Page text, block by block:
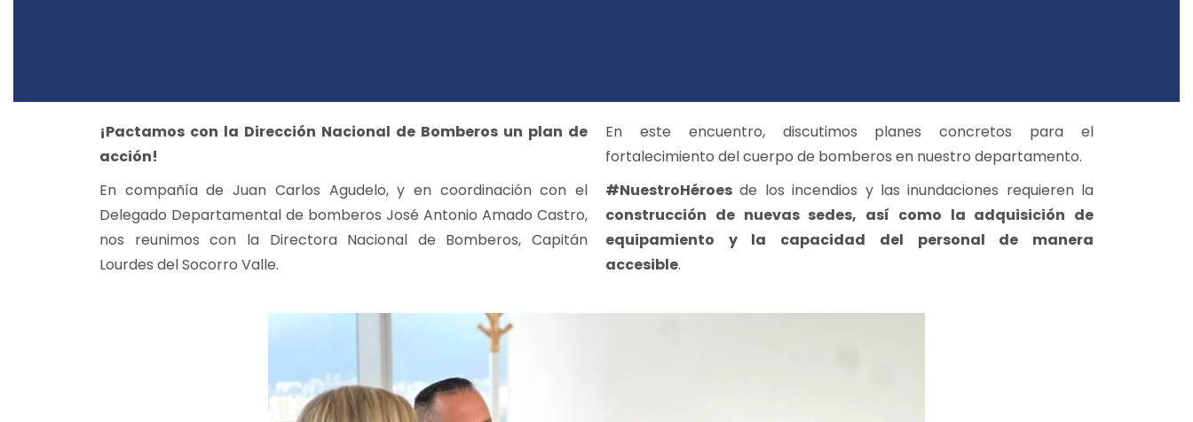
¡Pactamos con la Dirección Nacional de Bomberos un plan de
acción!
En compañía de Juan Carlos Agudelo, y en coordinación con el
Delegado Departamental de bomberos José Antonio Amado Castro,
nos reunimos con la Directora Nacional de Bomberos, Capitán
Lourdes del Socorro Valle.
En este encuentro, discutimos planes concretos para el
fortalecimiento del cuerpo de bomberos en nuestro departamento.
#NuestroHéroes de los incendios y las inundaciones requieren la
construcción de nuevas sedes, así como la adquisición de
equipamiento y la capacidad del personal de manera
accesible.